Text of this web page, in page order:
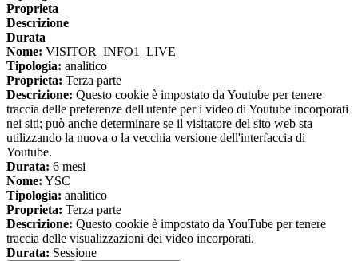
Proprieta
Descrizione
Durata
Nome: VISITOR_INFO1_LIVE
Tipologia: analitico
Proprieta: Terza parte
Descrizione: Questo cookie è impostato da Youtube per tenere
traccia delle preferenze dell'utente per i video di Youtube incorporati
nei siti; può anche determinare se il visitatore del sito web sta
utilizzando la nuova o la vecchia versione dell'interfaccia di
Youtube.
Durata: 6 mesi
Nome: YSC
Tipologia: analitico
Proprieta: Terza parte
Descrizione: Questo cookie è impostato da YouTube per tenere
traccia delle visualizzazioni dei video incorporati.
Durata: Sessione